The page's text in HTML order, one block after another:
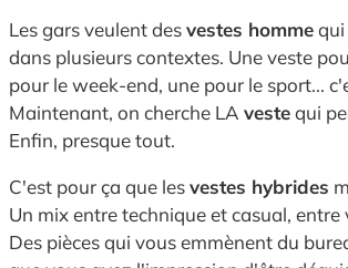
Les gars veulent desvestes homme
dans plusieurs contextes. Une veste
pour le week-end, une pour le sport...
Maintenant, on cherche LA vestequi
Enfin, presque tout.
C'est pour ça que lesvestes hybrides
Un mix entre technique et casual,
Des pièces qui vous emmènent du